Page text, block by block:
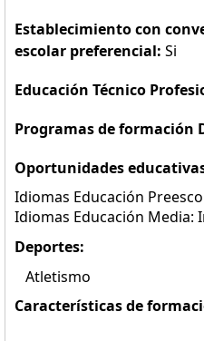
Establecimiento con
escolar preferencial: Si
Educación Técnico
Programas de formación
Oportunidades
Idiomas Educación
Idiomas Educación Media:
Deportes:
Atletismo
Características de